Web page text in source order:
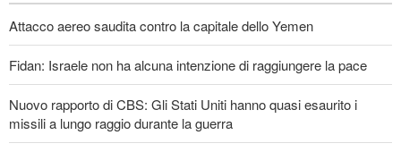
Attacco aereo saudita contro la capitale dello Yemen
Fidan: Israele non ha alcuna intenzione di raggiungere la pace
Nuovo rapporto di CBS: Gli Stati Uniti hanno quasi esaurito i
missili a lungo raggio durante la guerra